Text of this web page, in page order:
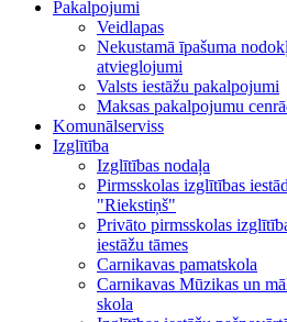
Pakalpojumi
Veidlapas
Nekustamā īpašuma
atvieglojumi
Valsts iestāžu pakalpojumi
Maksas pakalpojumu
Komunālserviss
Izglītība
Izglītības nodaļa
Pirmsskolas izglītības
"Riekstiņš"
Privāto pirmsskolas
iestāžu tāmes
Carnikavas pamatskola
Carnikavas Mūzikas un
skola